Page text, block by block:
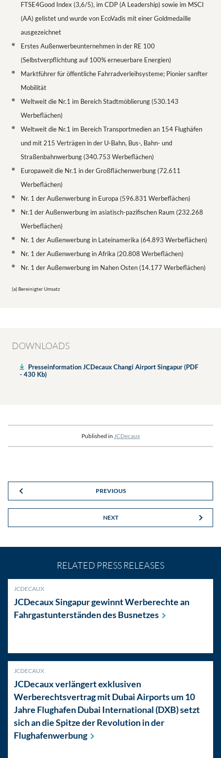
FTSE4Good Index (3,6/5), im CDP (A Leadership) sowie im MSCI
(AA) gelistet und wurde von EcoVadis mit einer Goldmedaille
ausgezeichnet
Erstes Außenwerbeunternehmen in der RE 100
(Selbstverpflichtung auf 100% erneuerbare Energien)
Marktführer für öffentliche Fahrradverleihsysteme; Pionier sanfter
Mobilität
Weltweit die Nr.1 im Bereich Stadtmöblierung (530.143
Werbeflächen)
Weltweit die Nr.1 im Bereich Transportmedien an 154 Flughäfen
und mit 215 Verträgen in der U-Bahn, Bus-, Bahn- und
Straßenbahnwerbung (340.753 Werbeflächen)
Europaweit die Nr.1 in der Großflächenwerbung (72.611
Werbeflächen)
Nr. 1 der Außenwerbung in Europa (596.831 Werbeflächen)
Nr.1 der Außenwerbung im asiatisch-pazifischen Raum (232.268
Werbeflächen)
Nr. 1 der Außenwerbung in Lateinamerika (64.893 Werbeflächen)
Nr. 1 der Außenwerbung in Afrika (20.808 Werbeflächen)
Nr. 1 der Außenwerbung im Nahen Osten (14.177 Werbeflächen)
(a) Bereinigter Umsatz
DOWNLOADS
Presseinformation JCDecaux Changi Airport Singapur (PDF
- 430 Kb)
Published in JCDecaux
PREVIOUS
NEXT
RELATED PRESS RELEASES
JCDECAUX
JCDecaux Singapur gewinnt Werberechte an
Fahrgastunterständen desBusnetzes
JCDECAUX
JCDecaux verlängert exklusiven
Werberechtsvertrag mit Dubai Airports um 10
Jahre Flughafen Dubai International (DXB) setzt
sich an die Spitze der Revolution in der
Flughafenwerbung